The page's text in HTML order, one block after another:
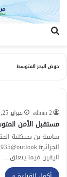
حوض البحر المتوسط
admin 2 فبراير 25, 2023
مستقبل الأمن
اليقين فيما يتعلق…